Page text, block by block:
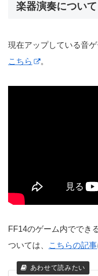
楽器演奏について
現在アップしている音
こちら
。
FF14のゲーム内ででき
ついては、
こちらの記事